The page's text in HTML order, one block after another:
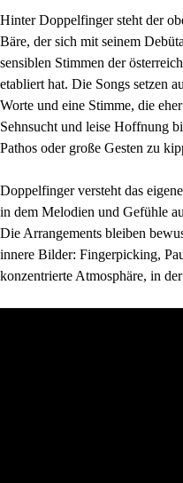
Hinter Doppelfinger steht der
Bäre, der sich mit seinem
sensiblen Stimmen der
etabliert hat. Die Songs setzen
Worte und eine Stimme, die
Sehnsucht und leise Hoffnung
Pathos oder große Gesten zu
Doppelfinger versteht das
in dem Melodien und Gefühle
Die Arrangements bleiben
innere Bilder: Fingerpicking,
konzentrierte Atmosphäre, in